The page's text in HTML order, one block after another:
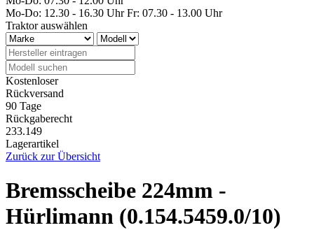
Mo-Do: 12.30 - 16.30 Uhr Fr: 07.30 - 13.00 Uhr
Traktor auswählen
Kostenloser
Rückversand
90 Tage
Rückgaberecht
233.149
Lagerartikel
Zurück zur Übersicht
Bremsscheibe 224mm -
Hürlimann (0.154.5459.0/10)